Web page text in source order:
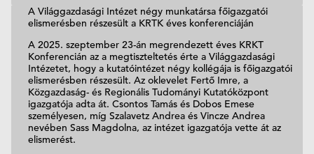
A Világgazdasági Intézet négy munkatársa főigazgatói
elismerésben részesült a KRTK éves konferenciáján
A 2025. szeptember 23-án megrendezett éves KRKT
Konferencián az a megtiszteltetés érte a Világgazdasági
Intézetet, hogy a kutatóintézet négy kollégája is főigazgatói
elismerésben részesült. Az oklevelet Fertő Imre, a
Közgazdaság- és Regionális Tudományi Kutatóközpont
igazgatója adta át. Csontos Tamás és Dobos Emese
személyesen, míg Szalavetz Andrea és Vincze Andrea
nevében Sass Magdolna, az intézet igazgatója vette át az
elismerést.